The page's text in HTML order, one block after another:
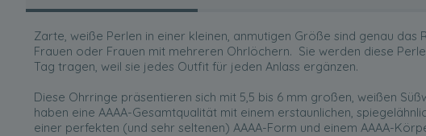
Zarte, weiße Perlen in einer kleinen, anmutigen Größe sind genau das
Frauen oder Frauen mit mehreren Ohrlöchern. Sie werden diese
Tag tragen, weil sie jedes Outfit für jeden Anlass ergänzen.
Diese Ohrringe präsentieren sich mit 5,5 bis 6 mm großen, weißen
haben eine AAAA-Gesamtqualität mit einem erstaunlichen,
einer perfekten (und sehr seltenen) AAAA-Form und einem AAAA-